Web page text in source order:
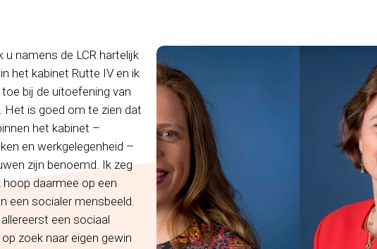
u namens de LCR hartelijk
het kabinet Rutte IV en ik
bij de uitoefening van
Het is goed om te zien dat
het kabinet –
en werkgelegenheid –
zijn benoemd. Ik zeg
daarmee op een
een socialer mensbeeld.
een sociaal
zoek naar eigen gewin